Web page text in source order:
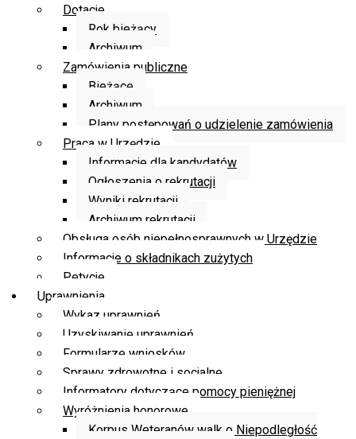
Dotacje
Rok bieżący
Archiwum
Zamówienia publiczne
Bieżące
Archiwum
Plany postępowań o udzielenie zamówienia
Praca w Urzędzie
Informacje dla kandydatów
Ogłoszenia o rekrutacji
Wyniki rekrutacji
Archiwum rekrutacji
Obsługa osób niepełnosprawnych w Urzędzie
Informacje o składnikach zużytych
Petycje
Uprawnienia
Wykaz uprawnień
Uzyskiwanie uprawnień
Formularze wniosków
Sprawy zdrowotne i socjalne
Informatory dotyczące pomocy pieniężnej
Wyróżnienia honorowe
Korpus Weteranów walk o Niepodległość